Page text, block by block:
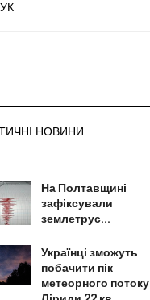
НОВИНИ
На Полтавщині
зафіксували
землетрус...
Українці зможуть
побачити пік
метеорного потоку